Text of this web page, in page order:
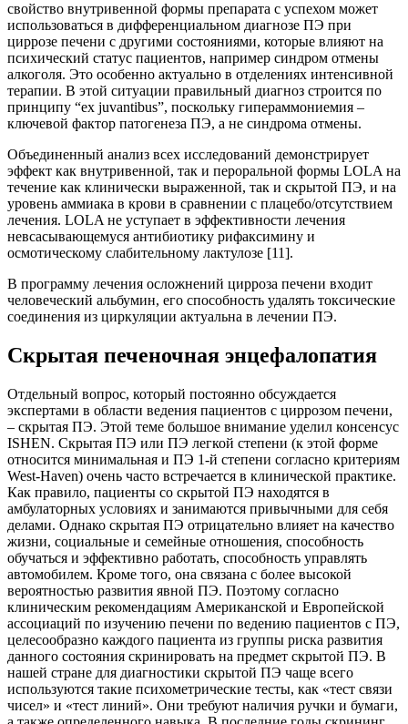
свойство внутривенной формы препарата с успехом может
использоваться в дифференциальном диагнозе ПЭ при
циррозе печени с другими состояниями, которые влияют на
психический статус пациентов, например синдром отмены
алкоголя. Это особенно актуально в отделениях интенсивной
терапии. В этой ситуации правильный диагноз строится по
принципу “ex juvantibus”, поскольку гипераммониемия –
ключевой фактор патогенеза ПЭ, а не синдрома отмены.
Объединенный анализ всех исследований демонстрирует
эффект как внутривенной, так и пероральной формы LOLA на
течение как клинически выраженной, так и скрытой ПЭ, и на
уровень аммиака в крови в сравнении с плацебо/отсутствием
лечения. LOLA не уступает в эффективности лечения
невсасывающемуся антибиотику рифаксимину и
осмотическому слабительному лактулозе [11].
В программу лечения осложнений цирроза печени входит
человеческий альбумин, его способность удалять токсические
соединения из циркуляции актуальна в лечении ПЭ.
Скрытая печеночная энцефалопатия
Отдельный вопрос, который постоянно обсуждается
экспертами в области ведения пациентов с циррозом печени,
– скрытая ПЭ. Этой теме большое внимание уделил консенсус
ISHEN. Скрытая ПЭ или ПЭ легкой степени (к этой форме
относится минимальная и ПЭ 1-й степени согласно критериям
West-Haven) очень часто встречается в клинической практике.
Как правило, пациенты со скрытой ПЭ находятся в
амбулаторных условиях и занимаются привычными для себя
делами. Однако скрытая ПЭ отрицательно влияет на качество
жизни, социальные и семейные отношения, способность
обучаться и эффективно работать, способность управлять
автомобилем. Кроме того, она связана с более высокой
вероятностью развития явной ПЭ. Поэтому согласно
клиническим рекомендациям Американской и Европейской
ассоциаций по изучению печени по ведению пациентов с ПЭ,
целесообразно каждого пациента из группы риска развития
данного состояния скринировать на предмет скрытой ПЭ. В
нашей стране для диагностики скрытой ПЭ чаще всего
используются такие психометрические тесты, как «тест связи
чисел» и «тест линий». Они требуют наличия ручки и бумаги,